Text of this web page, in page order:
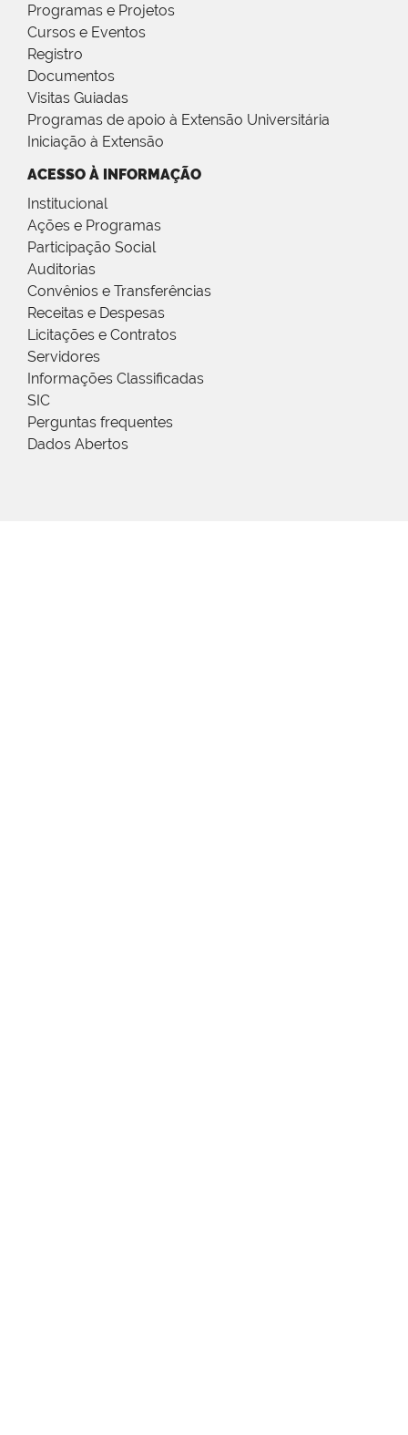
Programas e Projetos
Cursos e Eventos
Registro
Documentos
Visitas Guiadas
Programas de apoio à Extensão Universitária
Iniciação à Extensão
ACESSO À INFORMAÇÃO
Institucional
Ações e Programas
Participação Social
Auditorias
Convênios e Transferências
Receitas e Despesas
Licitações e Contratos
Servidores
Informações Classificadas
SIC
Perguntas frequentes
Dados Abertos